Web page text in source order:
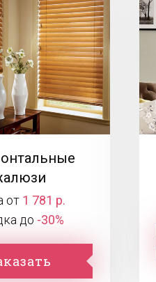
от 1 781 р.
до -30%